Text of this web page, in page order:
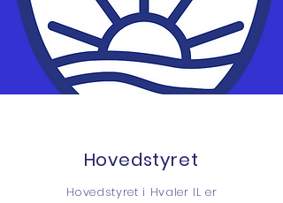
Hovedstyret
Hovedstyret i Hvaler IL er